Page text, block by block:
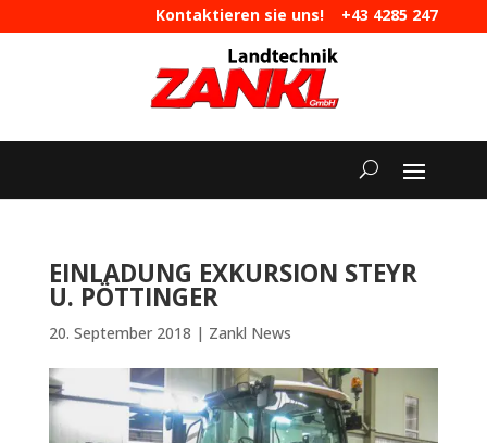
Kontaktieren sie uns! +43 4285 247
|maschinen@landtechnik-zankl.at
EINLADUNG EXKURSION STEYR
U. PÖTTINGER
20. September 2018 | Zankl News